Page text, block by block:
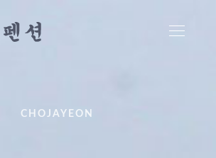
CHOJAYEON